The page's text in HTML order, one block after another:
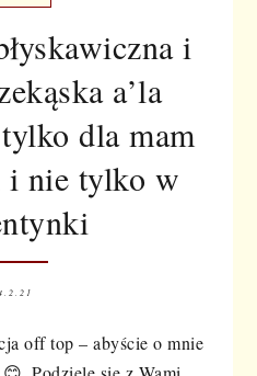
i
a’la
dla mam
i nie tylko w
off top – abyście o mnie